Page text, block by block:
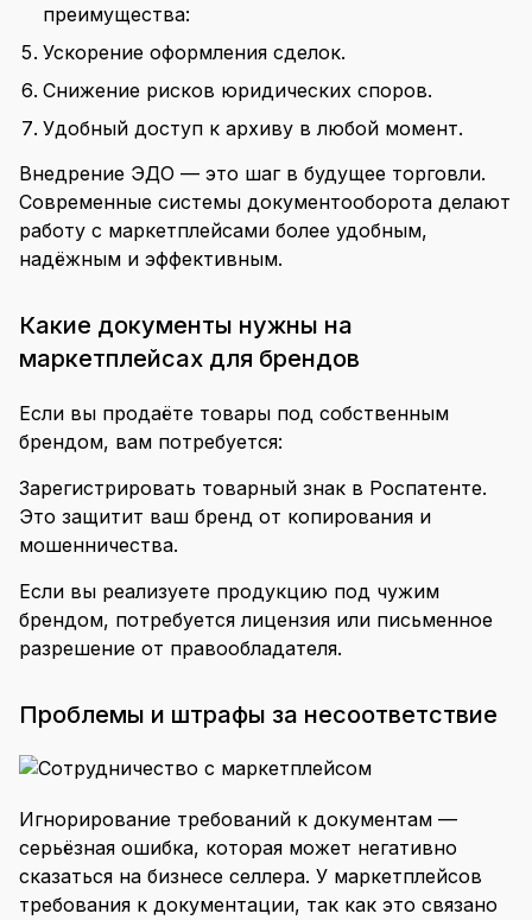
преимущества:
Ускорение оформления сделок.
Снижение рисков юридических споров.
Удобный доступ к архиву в любой момент.
Внедрение ЭДО — это шаг в будущее торговли.
Современные системы документооборота делают
работу с маркетплейсами более удобным,
надёжным и эффективным.
Какие документы нужны на
маркетплейсах для брендов
Если вы продаёте товары под собственным
брендом, вам потребуется:
Зарегистрировать товарный знак в Роспатенте.
Это защитит ваш бренд от копирования и
мошенничества.
Если вы реализуете продукцию под чужим
брендом, потребуется лицензия или письменное
разрешение от правообладателя.
Проблемы и штрафы за несоответствие
Игнорирование требований к документам —
серьёзная ошибка, которая может негативно
сказаться на бизнесе селлера. У маркетплейсов
требования к документации, так как это связано